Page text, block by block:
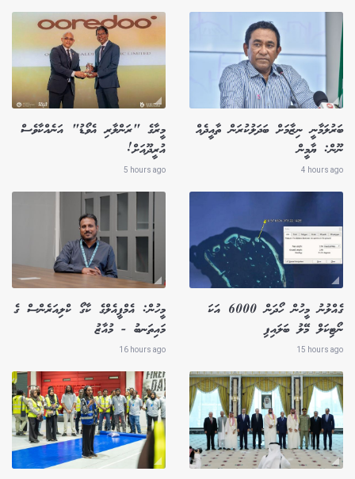
ބަރުލަމާނީ ނިޒާމަށް ބަދަލުކުރަން ތާއީދެއް
ނޫން: ޔާމީން
4 hours ago
މީރާގެ "ރަންލާރި އެވޯޑު" އަނެއްކާވެސް
އުރީދޫއަށް!
5 hours ago
ގެއްލުނު މީހުން ހޯދަން 6000 އަކަ
ނޯޓިކަލް މޭލު ބަލައިފި
15 hours ago
މީހުން: އެމްޕީއެލްގެ ކާގޯ ކްލިއަރެންސް ގެ
މައިތަނބު - މުއާޒު
16 hours ago